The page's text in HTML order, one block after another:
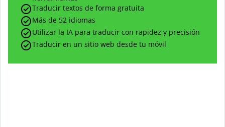
Traducir textos de forma gratuita
Más de 52 idiomas
Utilizar la IA para traducir con rapidez y precisión
Traducir en un sitio web desde tu móvil